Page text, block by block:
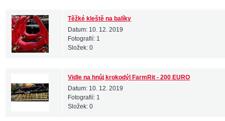
Těžké kleště na balíky
Datum: 10. 12. 2019
Fotografií: 1
Složek:0
Vidle na hnůj krokodýl FarmRit - 200 EURO
Datum: 10. 12. 2019
Fotografií: 1
Složek:0